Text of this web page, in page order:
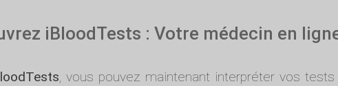
iBloodTests : Votre médecin en
, vous pouvez maintenant interpréter vos